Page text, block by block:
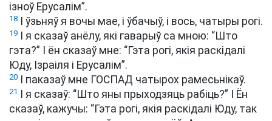
ізноў Ерусалім”.
18 І ўзьняў я вочы мае, і ўбачыў, і вось, чатыры рогі.
19
І я сказаў анёлу, які гаварыў са мною: “Што
гэта?” І ён сказаў мне: “Гэта рогі, якія раскідалі
Юду, Ізраіля і Ерусалім”.
20 І паказаў мне ГОСПАД чатырох рамесьнікаў.
21
І я сказаў: “Што яны прыходзяць рабіць?” І Ён
сказаў, кажучы: “Гэта рогі, якія раскідалі Юду, так